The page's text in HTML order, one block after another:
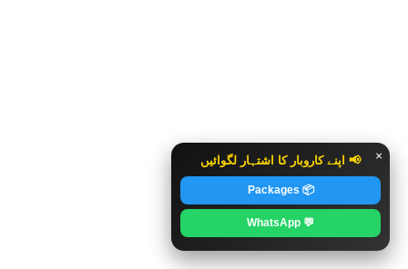
× 📢 اپنے کاروبار کا اشتہار لگوائیں
📦 Packages
💬 WhatsApp